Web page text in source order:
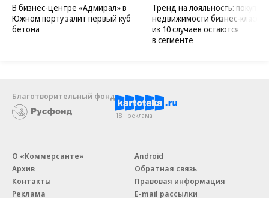
В бизнес-центре «Адмирал» в
Южном порту залит первый куб
бетона
Тренд на лояльность:
недвижимости бизнес-класса
из 10 случаев остаются
в сегменте
Благотворительный фонд
18+ реклама
О «Коммерсанте»
Архив
Контакты
Реклама
Android
Обратная связь
Правовая информация
E-mail рассылки